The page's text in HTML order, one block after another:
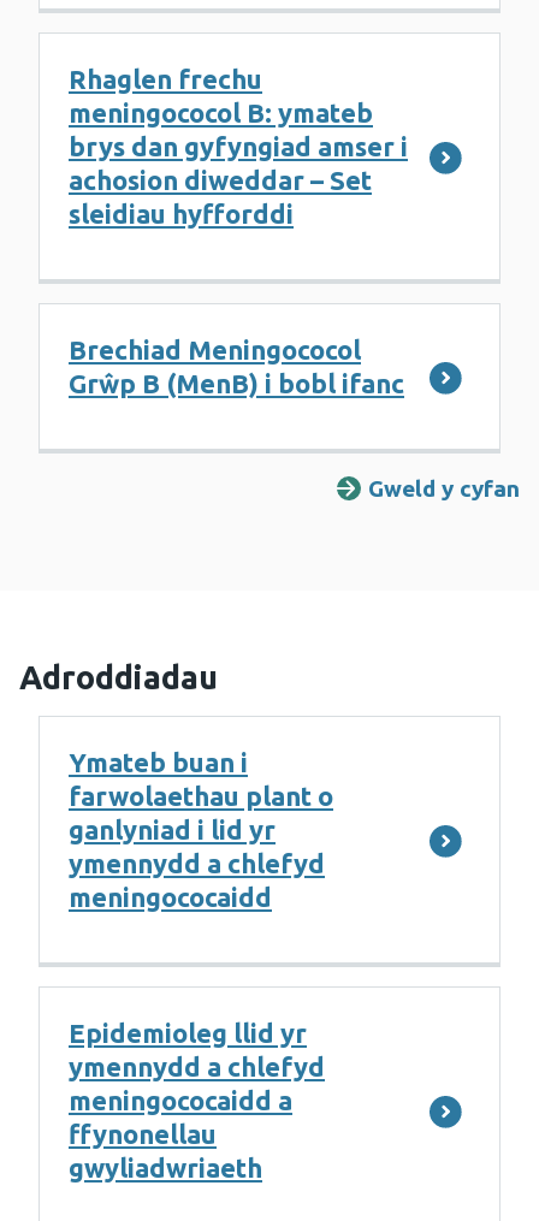
Rhaglen frechu
meningococol B: ymateb
brys dan gyfyngiad amser i
achosion diweddar – Set
sleidiau hyfforddi
Brechiad Meningococol
Grŵp B (MenB) i bobl ifanc
Gweld y cyfan
Adroddiadau
Ymateb buan i
farwolaethau plant o
ganlyniad i lid yr
ymennydd a chlefyd
meningococaidd
Epidemioleg llid yr
ymennydd a chlefyd
meningococaidd a
ffynonellau
gwyliadwriaeth